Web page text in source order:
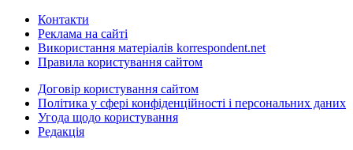
Контакти
Реклама на сайті
Використання матеріалів korrespondent.net
Правила користування сайтом
Договір користування сайтом
Політика у сфері конфіденційності і персональних даних
Угода щодо користування
Редакція